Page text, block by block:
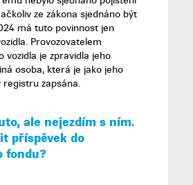
ze zákona sjednáno být
má tuto povinnost jen
Provozovatelem
vozidla je zpravidla jeho
osoba, která je jako jeho
registru zapsána.
ale nejezdím s ním.
příspěvek do
fondu?